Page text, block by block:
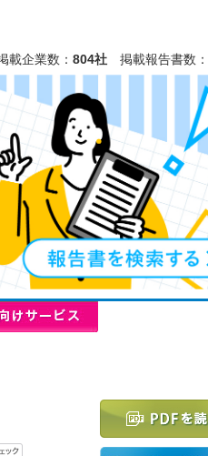
載企業数： 804社 掲載報告書数：